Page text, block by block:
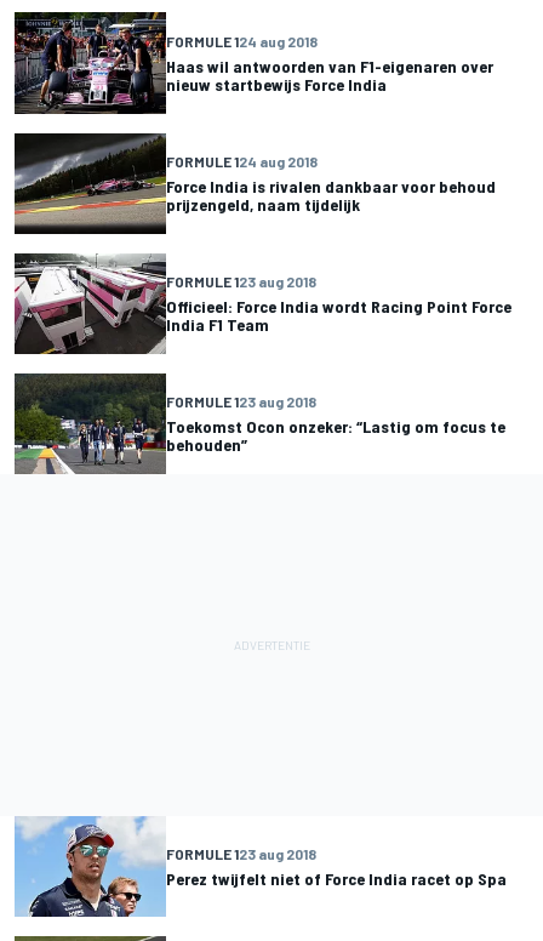
FORMULE 124 aug 2018
Haas wil antwoorden van F1-eigenaren over
nieuw startbewijs Force India
FORMULE 124 aug 2018
Force India is rivalen dankbaar voor behoud
prijzengeld, naam tijdelijk
FORMULE 123 aug 2018
Officieel: Force India wordt Racing Point Force
India F1 Team
FORMULE 123 aug 2018
Toekomst Ocon onzeker: “Lastig om focus te
behouden”
FORMULE 123 aug 2018
Perez twijfelt niet of Force India racet op Spa